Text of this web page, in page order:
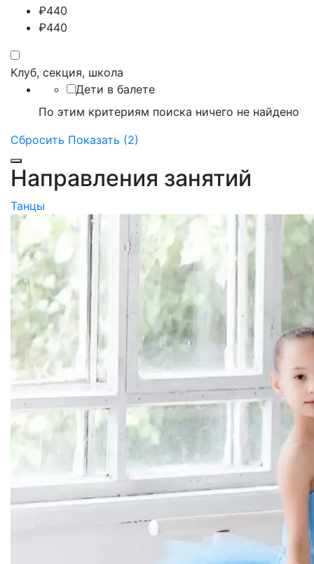
₽440
₽440
Клуб, секция, школа
Дети в балете
По этим критериям поиска ничего не найдено
Сбросить Показать (2)
Направления занятий
Танцы